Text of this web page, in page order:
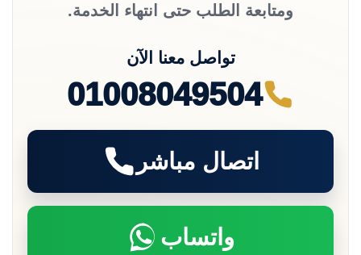
ومتابعة الطلب حتى انتهاء الخدمة.
تواصل معنا الآن
01008049504
اتصال مباشر
واتساب